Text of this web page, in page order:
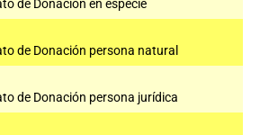
de Donación en especie
de Donación persona natural
de Donación persona jurídica